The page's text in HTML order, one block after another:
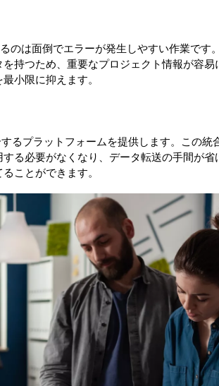
のは面倒でエラーが発生しやすい作業です
持つため、重要なプロジェクト情報が容
小限に抑えます。
るプラットフォームを提供します。この統
る必要がなくなり、データ転送の手間が省
ことができます。